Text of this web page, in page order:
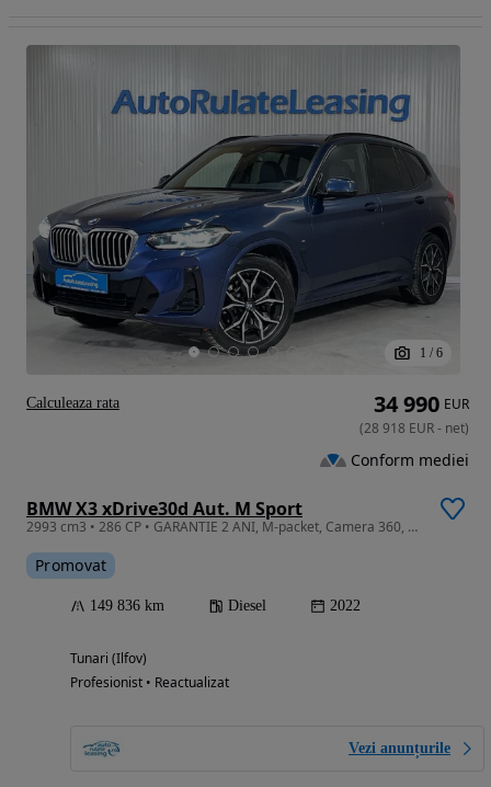
1 / 6
BMW X3 xDrive30d Aut. M Sport
2993 cm3 • 286 CP • GARANTIE 2 ANI, M-packet, Camera 360, Piele, Scaune incalzite
Promovat
149 836 km Diesel 2022
Tunari (Ilfov)
Profesionist • Reactualizat
Vezi anunțurile
34 990 EUR
(28 918 EUR- net)
Conform mediei
Calculeaza rata